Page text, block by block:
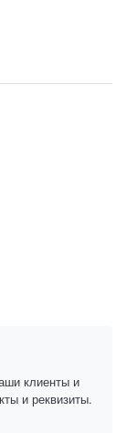
клиенты и
и реквизиты.